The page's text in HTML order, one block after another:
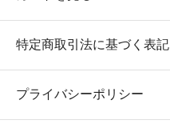
特定商取引法に基づく表記
プライバシーポリシー